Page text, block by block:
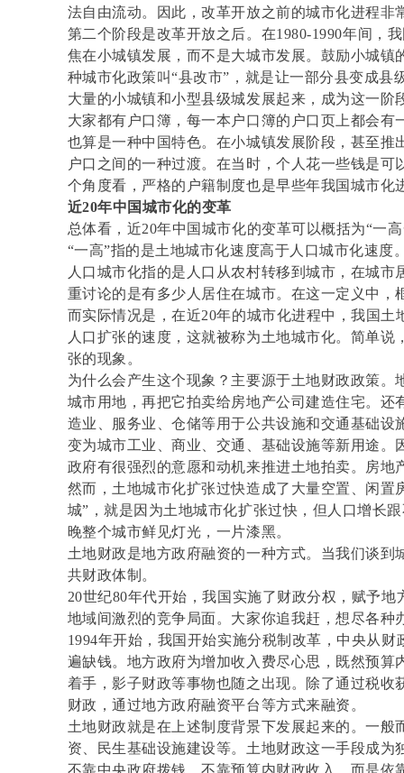
法自由流动。因此，改革开放之前的城市化进程非
第二个阶段是改革开放之后。在1980-1990年间，
焦在小城镇发展，而不是大城市发展。鼓励小城
种城市化政策叫“县改市”，就是让一部分县变成县
大量的小城镇和小型县级城发展起来，成为这一阶
大家都有户口簿，每一本户口簿的户口页上都会有
也算是一种中国特色。在小城镇发展阶段，甚至推
户口之间的一种过渡。在当时，个人花一些钱是
个角度看，严格的户籍制度也是早些年我国城市化
近20年中国城市化的变革
总体看，近20年中国城市化的变革可以概括为“一
“一高”指的是土地城市化速度高于人口城市化速度
人口城市化指的是人口从农村转移到城市，在城
重讨论的是有多少人居住在城市。在这一定义中
而实际情况是，在近20年的城市化进程中，我国
人口扩张的速度，这就被称为土地城市化。简单
张的现象。
为什么会产生这个现象？主要源于土地财政政策
城市用地，再把它拍卖给房地产公司建造住宅。
造业、服务业、仓储等用于公共设施和交通基础
变为城市工业、商业、交通、基础设施等新用途
政府有很强烈的意愿和动机来推进土地拍卖。房
然而，土地城市化扩张过快造成了大量空置、闲置
城”，就是因为土地城市化扩张过快，但人口增长
晚整个城市鲜见灯光，一片漆黑。
土地财政是地方政府融资的一种方式。当我们谈
共财政体制。
20世纪80年代开始，我国实施了财政分权，赋予
地域间激烈的竞争局面。大家你追我赶，想尽各
1994年开始，我国开始实施分税制改革，中央从
遍缺钱。地方政府为增加收入费尽心思，既然预
着手，影子财政等事物也随之出现。除了通过税
财政，通过地方政府融资平台等方式来融资。
土地财政就是在上述制度背景下发展起来的。一
资、民生基础设施建设等。土地财政这一手段成
不靠中央政府拨钱，不靠预算内财政收入，而是